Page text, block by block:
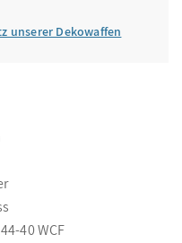
unserer Dekowaffen
40 WCF